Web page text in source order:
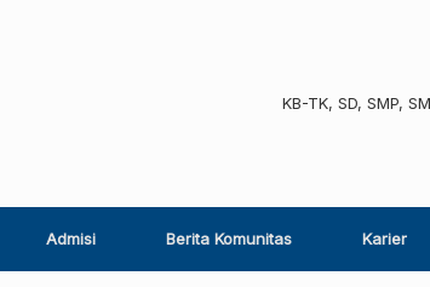
KB-TK, SD, SMP,
Admisi Berita Komunitas Karier